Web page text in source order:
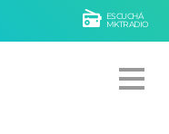
ESCUCHÁ
MKTRADIO